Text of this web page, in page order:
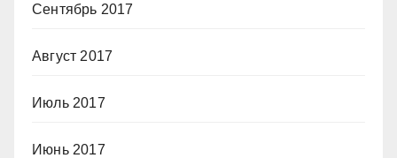
Сентябрь 2017
Август 2017
Июль 2017
Июнь 2017